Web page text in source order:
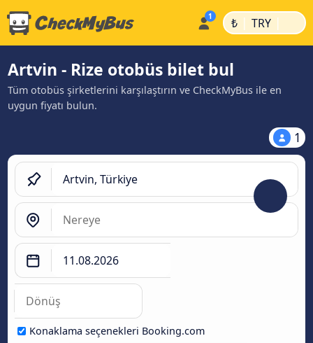
₺ | TRY |
Artvin - Rize otobüs bilet bul
Tüm otobüs şirketlerini karşılaştırın ve CheckMyBus ile en
uygun fiyatı bulun.
1
Konaklama seçenekleri Booking.com